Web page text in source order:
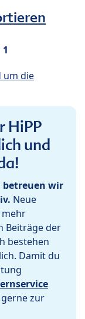
1
um die
HiPP
und
betreuen wir
Neue
Beiträge der
bestehen
Damit du
zur